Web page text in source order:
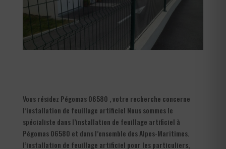
Vous résidez Pégomas 06580 , votre recherche concerne
l’installation de feuillage artificiel Nous sommes le
spécialiste dans l’installation de feuillage artificiel à
Pégomas 06580 et dans l’ensemble des Alpes-Maritimes.
l’installation de feuillage artificiel pour les particuliers,